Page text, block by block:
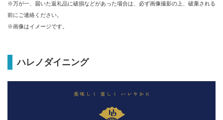
※万が一、届いた返礼品に破損などがあった場合は、必ず画像撮影の上、破棄される
前にご連絡ください。
※画像はイメージです。
ハレノダイニング